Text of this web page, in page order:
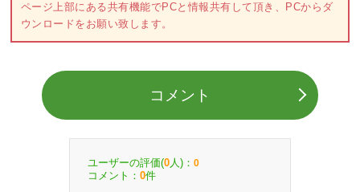
ページ上部にある共有機能でPCと情報共有して頂き、PCからダ
ウンロードをお願い致します。
コメント
ユーザーの評価(0 人)： 0
コメント： 0件